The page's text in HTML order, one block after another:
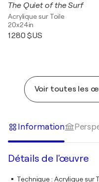
The Quiet of the Surf
Acrylique sur Toile
20x24in
1 280 $US
Voir toutes les
Information
Détails de l'œuvre
Technique: Acrylique sur